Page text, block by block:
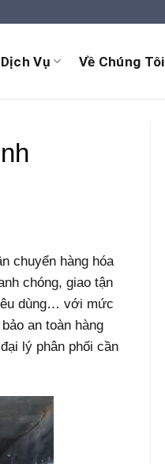
Dịch Vụ Về Chúng Tôi
chuyển hàng hóa
chóng, giao tận
dùng… với mức
an toàn hàng
lý phân phối cần